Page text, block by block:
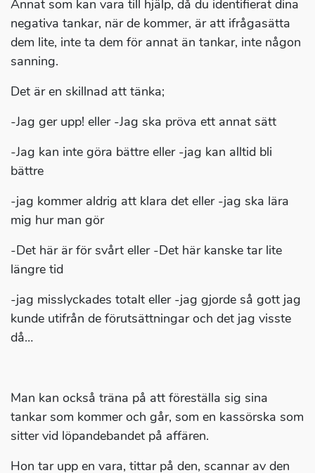
Annat som kan vara till hjälp, då du identifierat dina
negativa tankar, när de kommer, är att ifrågasätta
dem lite, inte ta dem för annat än tankar, inte någon
sanning.
Det är en skillnad att tänka;
-Jag ger upp! eller -Jag ska pröva ett annat sätt
-Jag kan inte göra bättre eller -jag kan alltid bli
bättre
-jag kommer aldrig att klara det eller -jag ska lära
mig hur man gör
-Det här är för svårt eller -Det här kanske tar lite
längre tid
-jag misslyckades totalt eller -jag gjorde så gott jag
kunde utifrån de förutsättningar och det jag visste
då…
Man kan också träna på att föreställa sig sina
tankar som kommer och går, som en kassörska som
sitter vid löpandebandet på affären.
Hon tar upp en vara, tittar på den, scannar av den